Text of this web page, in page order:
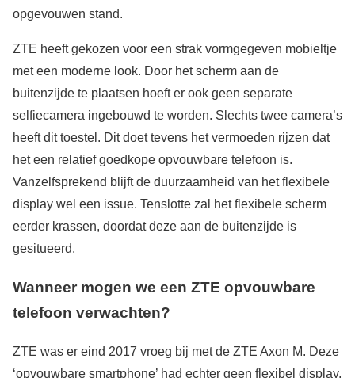
opgevouwen stand.
ZTE heeft gekozen voor een strak vormgegeven mobieltje
met een moderne look. Door het scherm aan de
buitenzijde te plaatsen hoeft er ook geen separate
selfiecamera ingebouwd te worden. Slechts twee camera’s
heeft dit toestel. Dit doet tevens het vermoeden rijzen dat
het een relatief goedkope opvouwbare telefoon is.
Vanzelfsprekend blijft de duurzaamheid van het flexibele
display wel een issue. Tenslotte zal het flexibele scherm
eerder krassen, doordat deze aan de buitenzijde is
gesitueerd.
Wanneer mogen we een ZTE opvouwbare
telefoon verwachten?
ZTE was er eind 2017 vroeg bij met de ZTE Axon M. Deze
‘opvouwbare smartphone’ had echter geen flexibel display,